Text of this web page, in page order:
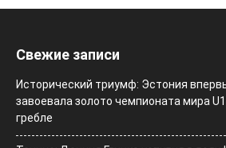
Свежие записи
Исторический триумф: Эстония
завоевала золото чемпионата мира
гребле